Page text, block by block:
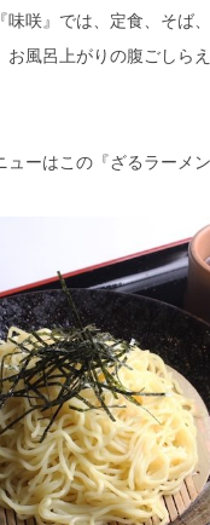
味咲』では、定食、そば
お風呂上がりの腹ごしら
ーはこの『ざるラーメン